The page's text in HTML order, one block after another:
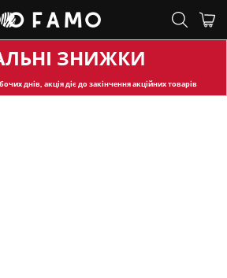
ЗНИЖКИ
днів, акція діє до закінчення акційних товарів